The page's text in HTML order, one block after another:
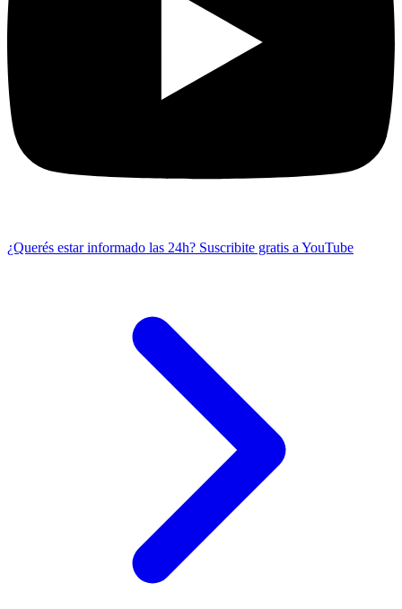
¿Querés estar informado las 24h? Suscribite gratis a YouTube